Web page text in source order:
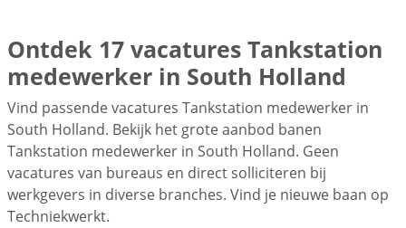
Ontdek 17 vacatures Tankstation
medewerker in South Holland
Vind passende vacatures Tankstation medewerker in
South Holland. Bekijk het grote aanbod banen
Tankstation medewerker in South Holland. Geen
vacatures van bureaus en direct solliciteren bij
werkgevers in diverse branches. Vind je nieuwe baan op
Techniekwerkt.